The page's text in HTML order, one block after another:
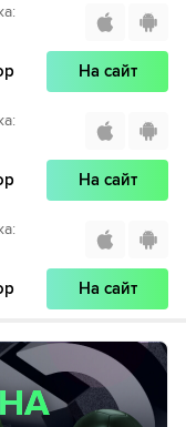
:
На сайт
:
На сайт
:
На сайт